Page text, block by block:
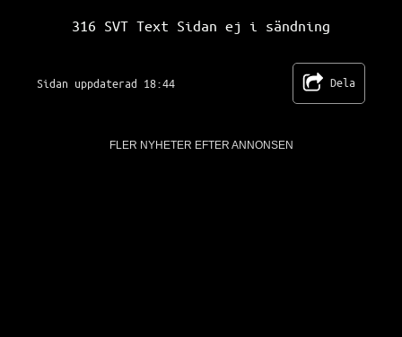
316 SVT Text Sidan ej i sändning
Sidan uppdaterad 18:44 Dela
FLER NYHETER EFTER ANNONSEN